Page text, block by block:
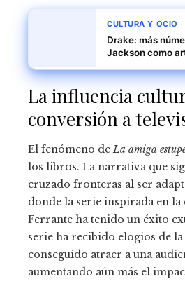
CULTURA Y OCIO
Drake: más
Jackson como
La influencia
conversión a
El fenómeno de La amiga
los libros. La narrativa que
cruzado fronteras al ser
donde la serie inspirada en la
Ferrante ha tenido un éxito
serie ha recibido elogios de
conseguido atraer a una
aumentando aún más el